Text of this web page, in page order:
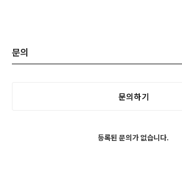
문의
문의하기
등록된 문의가 없습니다.